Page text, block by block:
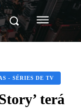
- SÉRIES DE TV
terá